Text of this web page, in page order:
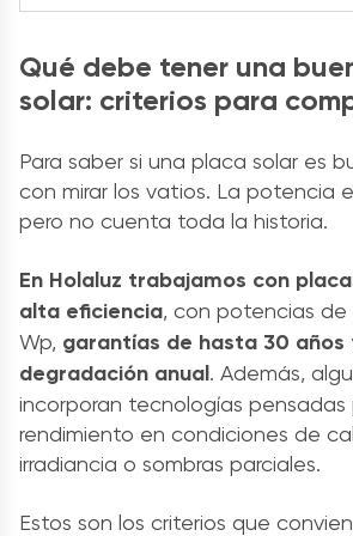
Qué debe tener una
solar: criterios para
Para saber si una placa solar es
con mirar los vatios. La potencia
pero no cuenta toda la historia.
En Holaluz trabajamos con
alta eficiencia, con potencias
Wp, garantías de hasta 30 años
degradación anual. Además,
incorporan tecnologías pensadas
rendimiento en condiciones de
irradiancia o sombras parciales.
Estos son los criterios que